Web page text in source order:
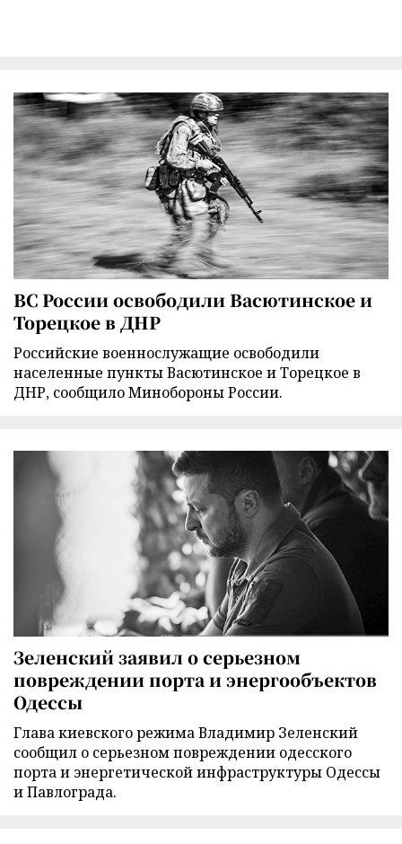
ВС России освободили Васютинское и
Торецкое в ДНР
Российские военнослужащие освободили
населенные пункты Васютинское и Торецкое в
ДНР, сообщило Минобороны России.
Зеленский заявил о серьезном
повреждении порта и энергообъектов
Одессы
Глава киевского режима Владимир Зеленский
сообщил о серьезном повреждении одесского
порта и энергетической инфраструктуры Одессы
и Павлограда.